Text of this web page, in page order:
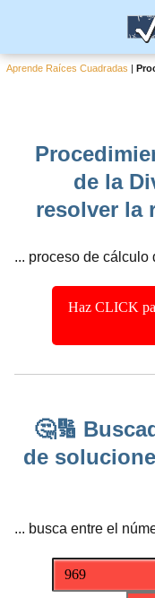
Aprende Raíces Cuadradas |
de la
resolver la
... proceso de cálculo
Haz CLICK
🤔🔢
de
... busca entre el